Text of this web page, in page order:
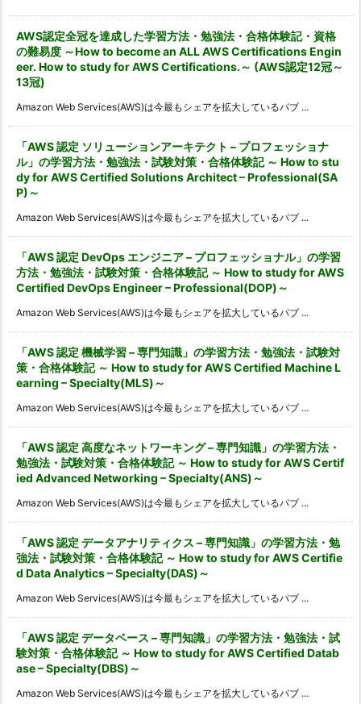
AWS認定全冠を達成した学習方法・勉強法・合格体験記・資格
の難易度 ～How to become an ALL AWS Certifications Engin
eer. How to study for AWS Certifications.～ (AWS認定12冠～
13冠)
Amazon Web Services(AWS)は今最もシェアを拡大しているパブ ...
「AWS 認定 ソリューションアーキテクト – プロフェッショナ
ル」の学習方法・勉強法・試験対策・合格体験記 ～ How to stu
dy for AWS Certified Solutions Architect – Professional(SA
P)～
Amazon Web Services(AWS)は今最もシェアを拡大しているパブ ...
「AWS 認定 DevOps エンジニア – プロフェッショナル」の学習
方法・勉強法・試験対策・合格体験記 ～ How to study for AWS
Certified DevOps Engineer – Professional(DOP)～
Amazon Web Services(AWS)は今最もシェアを拡大しているパブ ...
「AWS 認定 機械学習 – 専門知識」の学習方法・勉強法・試験対
策・合格体験記 ～ How to study for AWS Certified Machine L
earning – Specialty(MLS)～
Amazon Web Services(AWS)は今最もシェアを拡大しているパブ ...
「AWS 認定 高度なネットワーキング – 専門知識」の学習方法・
勉強法・試験対策・合格体験記 ～ How to study for AWS Certif
ied Advanced Networking – Specialty(ANS)～
Amazon Web Services(AWS)は今最もシェアを拡大しているパブ ...
「AWS 認定 データアナリティクス – 専門知識」の学習方法・勉
強法・試験対策・合格体験記 ～ How to study for AWS Certifie
d Data Analytics – Specialty(DAS)～
Amazon Web Services(AWS)は今最もシェアを拡大しているパブ ...
「AWS 認定 データベース – 専門知識」の学習方法・勉強法・試
験対策・合格体験記 ～ How to study for AWS Certified Datab
ase – Specialty(DBS)～
Amazon Web Services(AWS)は今最もシェアを拡大しているパブ ...